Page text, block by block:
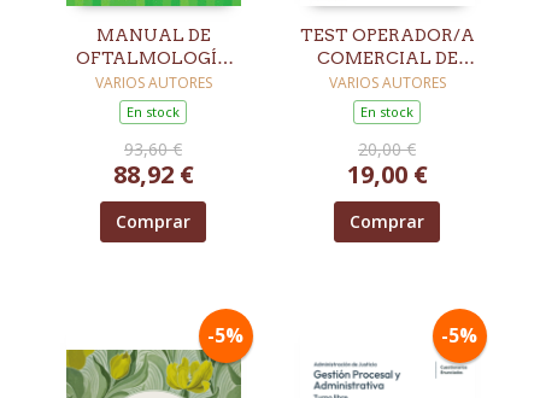
MANUAL DE
OFTALMOLOGÍA
DEL WILLS EYE
HOSPITAL. 9ª ED.
VARIOS AUTORES
En stock
93,60 €
88,92 €
Comprar
TEST OPERADOR/A
COMERCIAL DE
ENTRADA N2 GRUPO
RENFE
VARIOS AUTORES
En stock
20,00 €
19,00 €
Comprar
-5% -5%